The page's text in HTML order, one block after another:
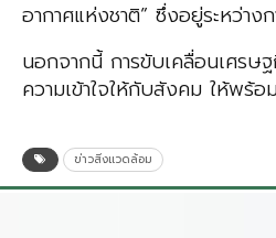
อากาศแห่งชาติ” ซึ่งอยู่ระหว่า
นอกจากนี้ การขับเคลื่อนเศร
ความเข้าใจให้กับสังคม ให้พร้
ข่าวสิ่งแวดล้อม